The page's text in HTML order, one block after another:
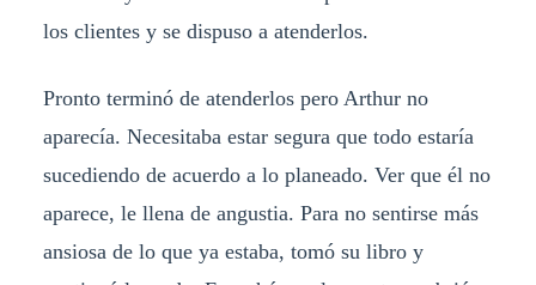
los clientes y se dispuso a atenderlos.
Pronto terminó de atenderlos pero Arthur no
aparecía. Necesitaba estar segura que todo estaría
sucediendo de acuerdo a lo planeado. Ver que él no
aparece, le llena de angustia. Para no sentirse más
ansiosa de lo que ya estaba, tomó su libro y